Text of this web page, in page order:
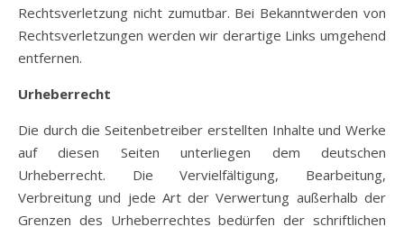
Rechtsverletzung nicht zumutbar. Bei Bekanntwerden von
Rechtsverletzungen werden wir derartige Links umgehend
entfernen.
Urheberrecht
Die durch die Seitenbetreiber erstellten Inhalte und Werke
auf diesen Seiten unterliegen dem deutschen
Urheberrecht. Die Vervielfältigung, Bearbeitung,
Verbreitung und jede Art der Verwertung außerhalb der
Grenzen des Urheberrechtes bedürfen der schriftlichen